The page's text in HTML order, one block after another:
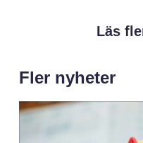
Läs
Fler nyheter